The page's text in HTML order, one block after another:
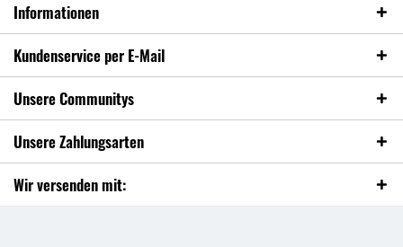
Informationen
Kundenservice per E-Mail
Unsere Communitys
Unsere Zahlungsarten
Wir versenden mit: